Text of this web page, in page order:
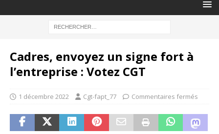
Cadres, envoyez un signe fort à
l’entreprise : Votez CGT
1 décembre 2022 Cgt-fapt_77 Commentaires fermés